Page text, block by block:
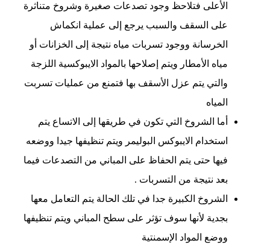
الأعلى فتلاحظ وجود تصدعات صغيرة وشروخ متناثرة
على السقف والسبب يرجع إلى عملية انكماش
الخرسانة ووجود تسربات مياه نتيجة إلى الخزانات أو
مياه الأمطار ويتم إصلاحها بالمواد الايبوكسية اللزجة
والتي يتم عزل الأسقف بها فتمنع من عمليات تسربت
المياه
أما الشروخ التي تكون في طريقها إلى الاتساع يتم
استخدام الايبوكس البوليمر ويتم تنظيفها جيدا ووضعه
فيها حتى يتم الحفاظ على المباني من التصدعات فيما
بعد نتيجة من التسربات .
الشروخ الكبيرة جدا في تلك الحالة يتم التعامل معها
بجدية لأنها سوف تؤثر على سطح المباني ويتم تنظيفها
ووضع المواد الإسمنتية